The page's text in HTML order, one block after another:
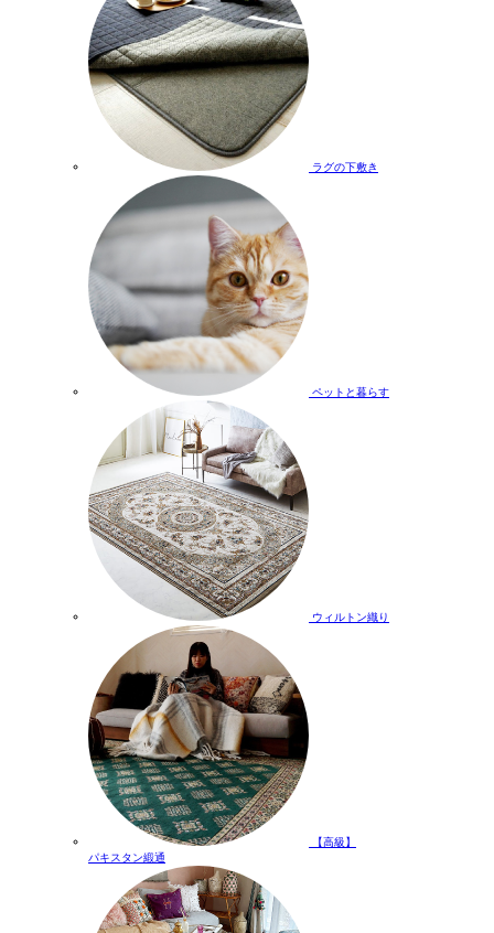
ラグの下敷き
ペットと暮らす
ウィルトン織り
【高級】
パキスタン緞通